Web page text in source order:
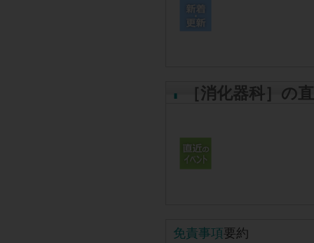
［消化器科］の
免責事項要約